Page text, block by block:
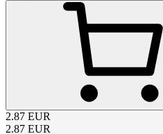
2.87 EUR
2.87 EUR